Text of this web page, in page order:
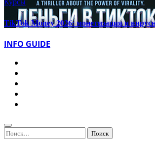
TikTok Money 2026: монетизация и
INFO GUIDE
Найти: